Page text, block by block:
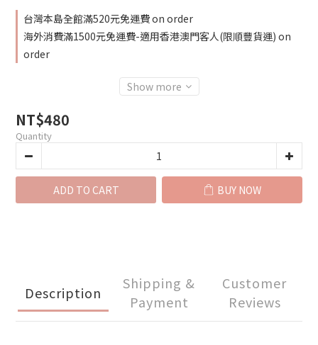
台灣本島全館滿520元免運費 on order
海外消費滿1500元免運費-適用香港澳門客人(限順豐貨運) on
order
Show more
NT$480
Quantity
ADD TO CART BUY NOW
Description
Shipping &
Payment
Customer
Reviews